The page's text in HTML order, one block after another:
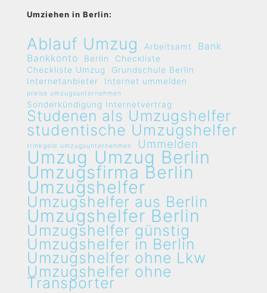
Umziehen in Berlin:
Ablauf Umzug Arbeitsamt
Bank
Bankkonto
Berlin
Checkliste
Checkliste Umzug
Grundschule Berlin
Internetanbieter
Internet ummelden
preise umzugsunternehmen
Sonderkündigung Internetvertrag
Studenen als Umzugshelfer
studentische Umzugshelfer
trinkgeld umzugsunternehmen Ummelden
Umzug Umzug Berlin
Umzugsfirma Berlin
Umzugshelfer
Umzugshelfer aus Berlin
Umzugshelfer Berlin
Umzugshelfer günstig
Umzugshelfer in Berlin
Umzugshelfer ohne Lkw
Umzugshelfer ohne
Transporter